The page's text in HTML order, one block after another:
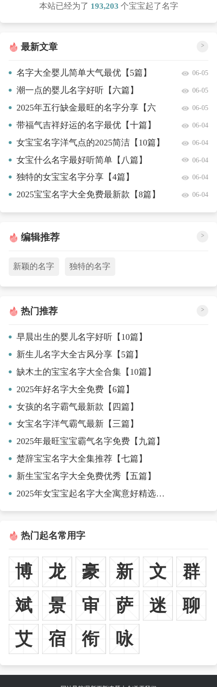
本站已经为了 193,203 个宝宝起了名字
最新文章 >
名字大全婴儿简单大气最优【5篇】 06-05
潮一点的婴儿名字好听【六篇】 06-05
2025年五行缺金最旺的名字分享【六
篇】
06-05
带福气吉祥好运的名字最优【十篇】 06-04
女宝宝名字洋气点的2025简洁【10篇】 06-04
女宝什么名字最好听简单【八篇】 06-04
独特的女宝宝名字分享【4篇】 06-04
2025宝宝名字大全免费最新款【8篇】 06-04
编辑推荐 >
新颖的名字 独特的名字
热门推荐 >
早晨出生的婴儿名字好听【10篇】
新生儿名字大全古风分享【5篇】
缺木土的宝宝名字大全合集【10篇】
2025年好名字大全免费【6篇】
女孩的名字霸气最新款【四篇】
女宝名字洋气霸气最新【三篇】
2025年最旺宝宝霸气名字免费【九篇】
楚辞宝宝名字大全集推荐【七篇】
新生宝宝名字大全免费优秀【五篇】
2025年女宝宝起名字大全寓意好精选名字【8篇】
热门起名常用字
博 龙 豪 新 文
群
斌
景 审 萨 迷
聊
艾
宿 衔 咏